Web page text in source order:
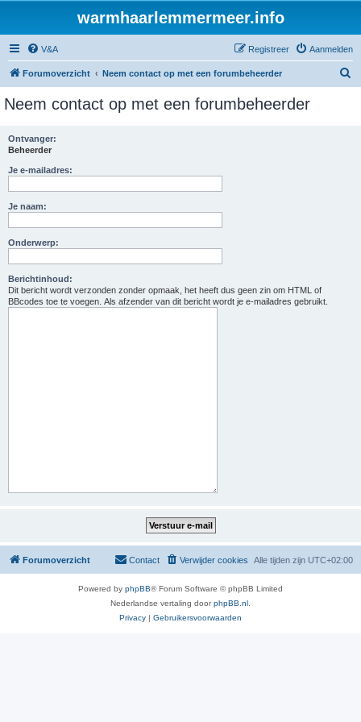
warmhaarlemmermeer.info
V&A Aanmelden
Registreer
Forumoverzicht Neem contact op met een forumbeheerder
Neem contact op met een forumbeheerder
Ontvanger:
Beheerder
Je e-mailadres:
Je naam:
Onderwerp:
Berichtinhoud:
Dit bericht wordt verzonden zonder opmaak, het heeft dus geen zin om HTML of
BBcodes toe te voegen. Als afzender van dit bericht wordt je e-mailadres gebruikt.
Forumoverzicht Alle tijden zijn UTC+02:00
Verwijder cookies
Contact
Powered by phpBB® Forum Software © phpBB Limited
Nederlandse vertaling doorphpBB.nl
Privacy | Gebruikersvoorwaarden